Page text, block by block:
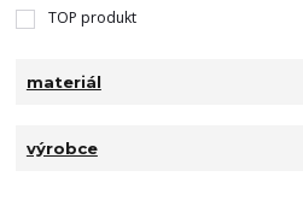
TOP produkt
materiál
výrobce